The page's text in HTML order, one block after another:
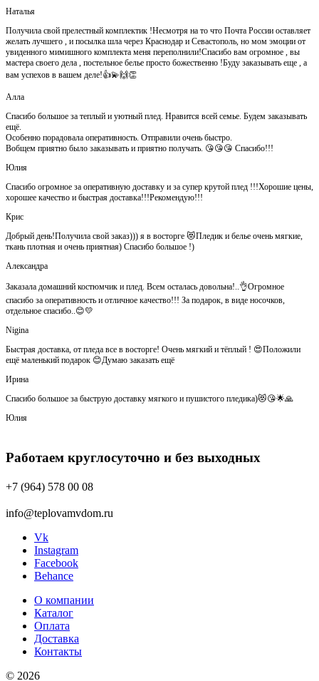
Наталья
Получила свой прелестный комплектик !Несмотря на то что Почта России оставляет
желать лучшего , и посылка шла через Краснодар и Севастополь, но мом эмоции от
увиденного мимишного комплекта меня переполнили!Спасибо вам огромное , вы
мастера своего дела , постельное белье просто божественно !Буду заказывать еще , а
вам успехов в вашем деле!👍💫🙌👏
Алла
Спасибо большое за теплый и уютный плед. Нравится всей семье. Будем заказывать
ещё.
Особенно порадовала оперативность. Отправили очень быстро.
Вобщем приятно было заказывать и приятно получать. 😘😘😘 Спасибо!!!
Юлия
Спасибо огромное за оперативную доставку и за супер крутой плед !!!Хорошие цены,
хорошее качество и быстрая доставка!!!Рекомендую!!!
Крис
Добрый день!Получила свой заказ))) я в восторге 😻Пледик и белье очень мягкие,
ткань плотная и очень приятная) Спасибо большое !)
Александра
Заказала домашний костюмчик и плед. Всем осталась довольна!..👌Огромное
спасибо за оперативность и отличное качество!!! За подарок, в виде носочков,
отдельное спасибо..😊💛
Nigina
Быстрая доставка, от пледа все в восторге! Очень мягкий и тёплый ! 😍Положили
ещё маленький подарок 😊Думаю заказать ещё
Ирина
Спасибо большое за быструю доставку мягкого и пушистого пледика)😻😘🌟🙏
Юлия
Работаем круглосуточно и без выходных
+7 (964) 578 00 08
info@teplovamvdom.ru
Vk
Instagram
Facebook
Behance
О компании
Каталог
Оплата
Доставка
Контакты
© 2026